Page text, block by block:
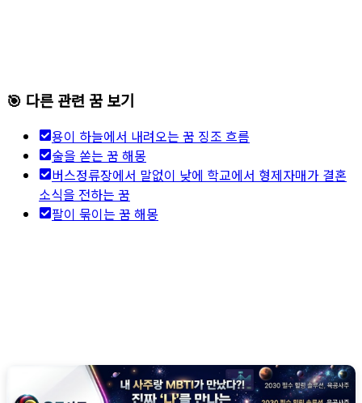
🎯 다른 관련 꿈 보기
용이 하늘에서 내려오는 꿈 징조 흐름
술을 쏟는 꿈 해몽
버스정류장에서 말없이 낮에 학교에서 형제자매가 결혼
소식을 전하는 꿈
팔이 묶이는 꿈 해몽